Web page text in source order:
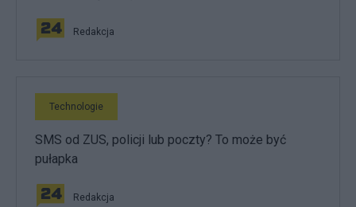
Redakcja
Technologie
SMS od ZUS, policji lub poczty? To może być
pułapka
Redakcja